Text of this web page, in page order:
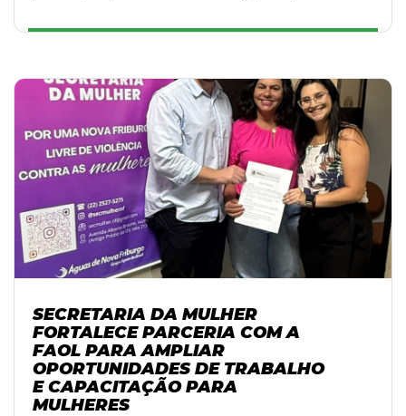
SECRETARIA DA MULHER
FORTALECE PARCERIA COM A
FAOL PARA AMPLIAR
OPORTUNIDADES DE TRABALHO
E CAPACITAÇÃO PARA
MULHERES